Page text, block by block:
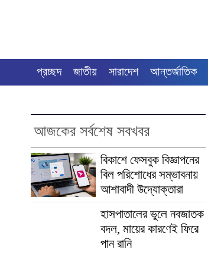
প্রচ্ছদ জাতীয় সারাদেশ আন্তর্জাতিক
আজকের সর্বশেষ সবখবর
বিকাশে ফেসবুক বিজ্ঞাপনের
বিল পরিশোধের সম্ভাবনায়
আশাবাদী উদ্যোক্তারা
হাসপাতালের ভুলে নবজাতক
বদল, মায়ের কারণেই ফিরে
পান রানি